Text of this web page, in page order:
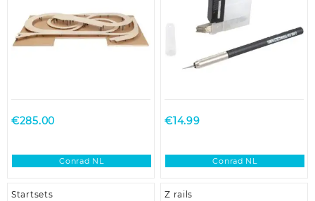
€285.00
Conrad NL
€14.99
Conrad NL
Startsets Z rails